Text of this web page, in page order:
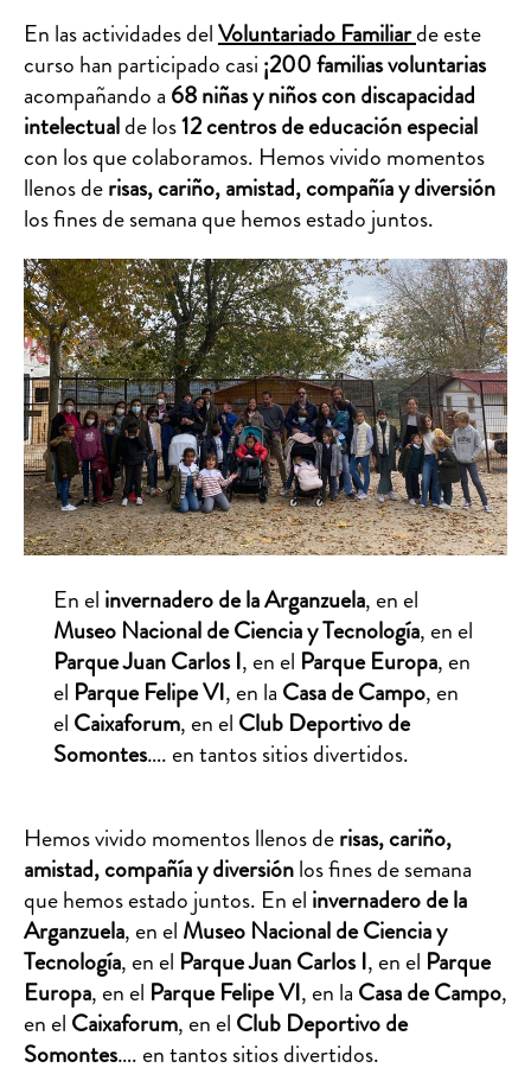
En las actividades delVoluntariado Familiarde este
curso han participado casi ¡200 familias voluntarias
acompañando a 68 niñas y niños con discapacidad
intelectualde los12 centros de educación especial
con los que colaboramos. Hemos vivido momentos
llenos derisas, cariño, amistad, compañía y diversión
los fines de semana que hemos estado juntos.
En el invernadero de la Arganzuela, en el
Museo Nacional de Ciencia y Tecnología, en el
Parque Juan Carlos I, en el Parque Europa, en
el Parque Felipe VI, en la Casa de Campo, en
el Caixaforum, en el Club Deportivo de
Somontes…. en tantos sitios divertidos.
Hemos vivido momentos llenos derisas, cariño,
amistad, compañía y diversiónlos fines de semana
que hemos estado juntos. En el invernadero de la
Arganzuela, en el Museo Nacional de Ciencia y
Tecnología, en el Parque Juan Carlos I, en el Parque
Europa, en el Parque Felipe VI, en la Casa de Campo,
en el Caixaforum, en el Club Deportivo de
Somontes…. en tantos sitios divertidos.